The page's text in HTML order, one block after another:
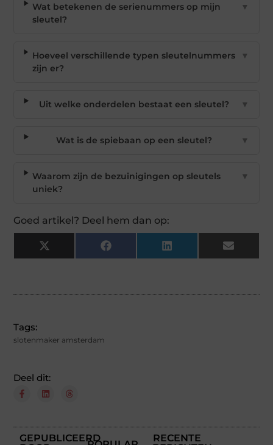
Wat betekenen de serienummers op mijn
sleutel?
▼
Hoeveel verschillende typen sleutelnummers
zijn er?
▼
Uit welke onderdelen bestaat een sleutel? ▼
Wat is de spiebaan op een sleutel? ▼
Waarom zijn de bezuinigingen op sleutels
uniek?
▼
Goed artikel? Deel hem dan op:
X
(Twitter)
Facebook LinkedIn Email
Tags:
slotenmaker amsterdam
Deel dit:
GEPUBLICEERD
RECENTE